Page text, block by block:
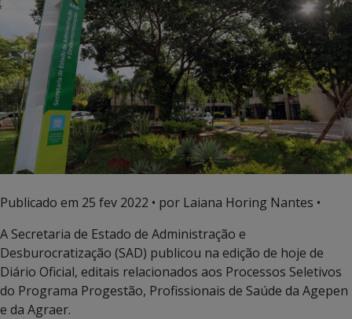
Publicado em 25 fev 2022 • por Laiana Horing Nantes •
A Secretaria de Estado de Administração e
Desburocratização (SAD) publicou na edição de hoje de
Diário Oficial, editais relacionados aos Processos Seletivos
do Programa Progestão, Profissionais de Saúde da Agepen
e da Agraer.